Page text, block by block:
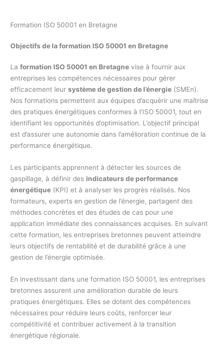
Formation ISO 50001 en Bretagne
Objectifs de la formation ISO 50001 en Bretagne
Laformation ISO 50001 en Bretagne vise à fournir aux
entreprises les compétences nécessaires pour gérer
efficacement leursystème de gestion de l’énergie (SMEn).
Nos formations permettent aux équipes d’acquérir une maîtrise
des pratiques énergétiques conformes à l’ISO 50001, tout en
identifiant les opportunités d’optimisation. L’objectif principal
est d’assurer une autonomie dans l’amélioration continue de la
performance énergétique.
Les participants apprennent à détecter les sources de
gaspillage, à définir des indicateurs de performance
énergétique (KPI) et à analyser les progrès réalisés. Nos
formateurs, experts en gestion de l’énergie, partagent des
méthodes concrètes et des études de cas pour une
application immédiate des connaissances acquises. En suivant
cette formation, les entreprises bretonnes peuvent atteindre
leurs objectifs de rentabilité et de durabilité grâce à une
gestion de l’énergie optimisée.
En investissant dans une formation ISO 50001, les entreprises
bretonnes assurent une amélioration durable de leurs
pratiques énergétiques. Elles se dotent des compétences
nécessaires pour réduire leurs coûts, renforcer leur
compétitivité et contribuer activement à la transition
énergétique régionale.